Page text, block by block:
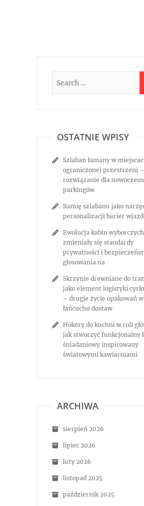
OSTATNIE WPISY
Szlaban łamany w
ograniczonej przestrzeni –
rozwiązanie dla
parkingów
Ramię szlabanu jako
personalizacji barier
Ewolucja kabin
zmieniały się standardy
prywatności i
głosowania na
Skrzynie drewniane do
jako element logistyki
– drugie życie opakowań w
łańcuchu dostaw
Hokery do kuchni w roli
jak stworzyć funkcjonalny
śniadaniowy inspirowany
światowymi kawiarniami
ARCHIWA
sierpień 2026
lipiec 2026
luty 2026
listopad 2025
październik 2025